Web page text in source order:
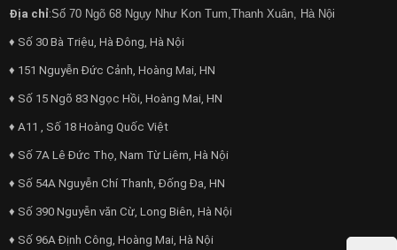
Địa chỉ:Số 70 Ngõ 68 Ngụy Như Kon Tum,Thanh Xuân, Hà Nội
♦ Số 30 Bà Triệu, Hà Đông, Hà Nội
♦ 151 Nguyễn Đức Cảnh, Hoàng Mai, HN
♦ Số 15 Ngõ 83 Ngọc Hồi, Hoàng Mai, HN
♦ A11 , Số 18 Hoàng Quốc Việt
♦ Số 7A Lê Đức Thọ, Nam Từ Liêm, Hà Nội
♦ Số 54A Nguyễn Chí Thanh, Đống Đa, HN
♦ Số 390 Nguyễn văn Cừ, Long Biên, Hà Nội
♦ Số 96A Định Công, Hoàng Mai, Hà Nội